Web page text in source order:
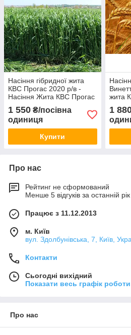
Насіння гібридної жита
КВС Прогас 2020 р/в -
Насіння Жита КВС Прогас
силосне
1 550 ₴/посівна
одиниця
Купити
жита
1
Про нас
Рейтинг не сформований
Менше 5 відгуків за останній рік
Працює з 11.12.2013
м. Київ
вул. Здолбунівська, 7, Київ,
Контакти
Сьогодні вихідний
Показати весь графік роботи
Про нас